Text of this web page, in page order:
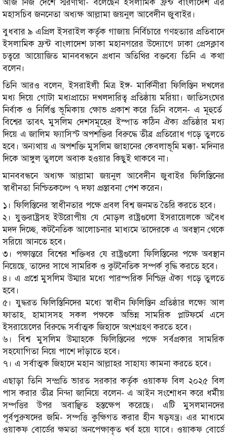
আজ নিজ দেশে স্মরণার্থী- বলেছেন ইসলামিক ফ্রন্ট বাংলাদেশ এর
মহাসচিব জননেতা অধ্যক্ষ আল্লামা জয়নুল আবেদীন জুবাইর।
বুধবার ৯ এপ্রিল ইসরাইল কর্তৃক গাজায় নির্বিচারে গণহত্যার প্রতিবাদে
ইসলামিক ফ্রন্ট বাংলাদেশ ঢাকা মহানগরের উদ্যোগে ঢাকা প্রেসক্লাব
চত্বরে আয়োজিত মানববন্ধনে প্রধান অতিথির বক্তব্যে তিনি এ কথা
বলেন।
তিনি আরও বলেন, ইসরাইলী মিত্র ইঙ্গ- মার্কিনীরা ফিলিস্তিন দখলের
মধ্য দিয়ে গোটা মধ্যপ্রাচ্যে দখলদারিত্ব প্রতিষ্ঠায় মরিয়া। জাতিসংঘের
নির্বাক ও নির্লিপ্ত ভূমিকায় ক্ষোভ প্রকাশ করে তিনি বলেন- এ মূহুর্তে
বিশ্বের তাবৎ মুসলিম দেশসমূহের ইস্পাত কঠিন ঐক্য প্রতিষ্ঠার মধ্য
দিয়ে এ জালিম ফ্যাসিস্ট অপশক্তির বিরুদ্ধে তীব্র প্রতিরোধ গড়ে তুলতে
হবে। অন্যথায় এ অপশক্তি মুসলিম জাহানের কেবলাভূমি মক্কা- মদিনার
দিকে আঙ্গুল তুললে অবাক হওয়ার কিছুই থাকবে না।
মানববন্ধনে অধ্যক্ষ আল্লামা জয়নুল আবেদীন জুবাইর ফিলিস্তিনের
স্বাধীনতা নিশ্চিতকল্পে ৭ দফা প্রস্তাবনা পেশ করেন।
১। ফিলিস্তিনের স্বাধীনতার পক্ষে প্রবল বিশ্ব জনমত তৈরি করতে হবে।
২। যুক্তরাষ্ট্রসহ ইউরোপীয় যে মোড়ল রাষ্ট্রগুলো ইসরায়েলকে অবৈধ
মদদ দিচ্ছে, কটনৈতিক আলোচনার মাধ্যমে তাদেরকে এ অবস্থান থেকে
সরিয়ে আনতে হবে।
৩। পক্ষান্তরে বিশ্বের শক্তিধর যে রাষ্ট্রগুলো ফিলিস্তিনের পক্ষে অবস্থান
নিয়েছে, তাদের সাথে সামরিক ও কুটনৈতিক সম্পর্ক বৃদ্ধি করতে হবে।
৪। এ প্রশ্নে মুসলিম উম্মার মধ্যে পারস্পরিক নিশ্চিদ্র ঐক্য গড়ে তুলতে
হবে।
৫। যুদ্ধরত ফিলিস্তিনিদের মধ্যে স্বাধীন ফিলিস্তিন প্রতিষ্ঠার লক্ষ্যে আল
ফাতাহ, হামাসসহ সকল পক্ষকে অভিন্ন সামরিক প্লাটফর্মে এসে
ইসরায়েলের বিরুদ্ধে সর্বাত্মক জিহাদে অংশগ্রহণ করতে হবে।
৬। বিশ্ব মুসলিম উম্মাহকে ফিলিস্তিনের পক্ষে সর্বপ্রকার সামরিক
সহযোগিতা নিয়ে পাশে দাঁড়াতে হবে।
৭। এ সর্বাত্মক জিহাদে মহান আল্লাহর সাহায্য কামনা করতে হবে।
এছাড়া তিনি সম্প্রতি ভারত সরকার কর্তৃক ওয়াকফ বিল ২০২৫ বিল
পাস করার তীব্র নিন্দা জানিয়ে বলেন- এ আইন সংশোধন করে ধর্মীয়
সম্পত্তির উপর অবাঞ্ছিত হস্তক্ষেপ করেছে। এটি মুসলমানদের
পূর্বপুরুষদের জমি- সম্পত্তি কুক্ষিগত করার হীন ষড়যন্ত্র। এর মাধ্যমে
ওয়াকফ বোর্ডের ক্ষমতা অনপেক্ষাকৃত খর্ব হয়ে যাবে। ওয়াকফ বোর্ডে